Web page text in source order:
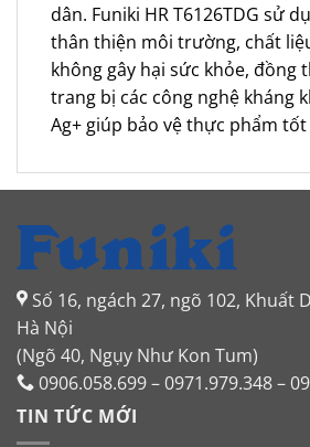
dân. Funiki HR T6126TDG sử
thân thiện môi trường, chất
không gây hại sức khỏe, đồng
trang bị các công nghệ kháng
Ag+ giúp bảo vệ thực phẩm
Số 16, ngách 27, ngõ 102, Khuất
Hà Nội
(Ngõ 40, Ngụy Như Kon Tum)
0906.058.699 – 0971.979.348 –
TIN TỨC MỚI